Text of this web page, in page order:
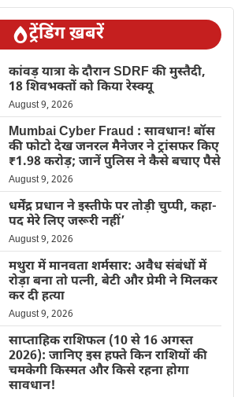
ट्रेंडिंग ख़बरें
कांवड़ यात्रा के दौरान SDRF की मुस्तैदी,
18 शिवभक्तों को किया रेस्क्यू
August 9, 2026
Mumbai Cyber Fraud : सावधान! बॉस
की फोटो देख जनरल मैनेजर ने ट्रांसफर किए
₹1.98 करोड़; जानें पुलिस ने कैसे बचाए पैसे
August 9, 2026
धर्मेंद्र प्रधान ने इस्तीफे पर तोड़ी चुप्पी, कहा-
पद मेरे लिए जरूरी नहीं’
August 9, 2026
मथुरा में मानवता शर्मसार: अवैध संबंधों में
रोड़ा बना तो पत्नी, बेटी और प्रेमी ने मिलकर
कर दी हत्या
August 9, 2026
साप्ताहिक राशिफल (10 से 16 अगस्त
2026): जानिए इस हफ्ते किन राशियों की
चमकेगी किस्मत और किसे रहना होगा
सावधान!